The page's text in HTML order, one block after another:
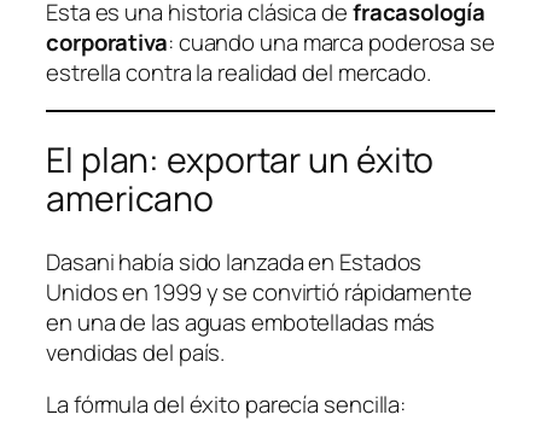
Esta es una historia clásica defracasología
corporativa: cuando una marca poderosa se
estrella contra la realidad del mercado.
El plan: exportar un éxito
americano
Dasani había sido lanzada en Estados
Unidos en 1999 y se convirtió rápidamente
en una de las aguas embotelladas más
vendidas del país.
La fórmula del éxito parecía sencilla: